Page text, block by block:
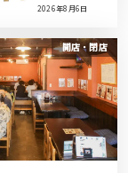
2026年8月6日
開店・閉店